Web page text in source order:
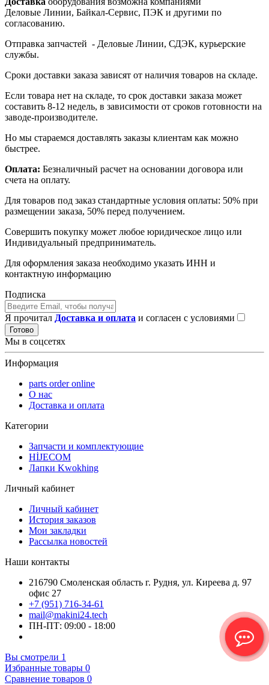
Деловые Линии, Байкал-Сервис, ПЭК и другими по
согласованию.
Отправка запчастей - Деловые Линии, СДЭК, курьерские
службы.
Сроки доставки заказа зависят от наличия товаров на складе.
Если товара нет на складе, то срок доставки заказа может
составить 8-12 недель, в зависимости от сроков готовности на
заводе-производителе.
Но мы стараемся доставлять заказы клиентам как можно
быстрее.
Оплата: Безналичный расчет на основании договора или
счета на оплату.
Для товаров под заказ стандартные условия оплаты: 50% при
размещении заказа, 50% перед получением.
Совершить покупку может любое юридическое лицо или
Индивидуальный предприниматель.
Для оформления заказа необходимо указать ИНН и
контактную информацию
Подписка
Я прочитал Доставка и оплата и согласен с условиями
Готово
Мы в соцсетях
Информация
parts order onlinе
О нас
Доставка и оплата
Категории
Запчасти и комплектующие
HİJECOM
Лапки Kwokhing
Личный кабинет
Личный кабинет
История заказов
Мои закладки
Рассылка новостей
Наши контакты
216790 Смоленская область г. Рудня, ул. Киреева д. 97
офис 27
+7 (951) 716-34-61
mail@makini24.tech
ПН-ПТ: 09:00 - 18:00
Вы смотрели 1
Избранные товары 0
Сравнение товаров 0